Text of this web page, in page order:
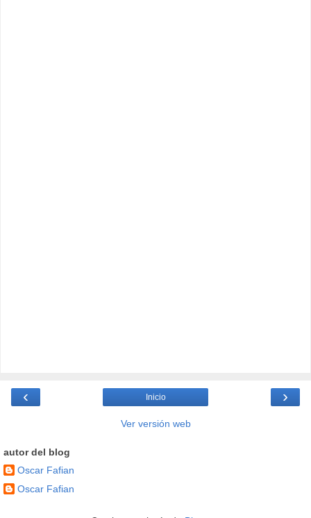
‹ ›
Inicio
Ver versión web
autor del blog
Oscar Fafian
Oscar Fafian